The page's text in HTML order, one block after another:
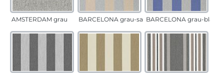
AMSTERDAM grau BARCELONA grau-sandBARCELONA grau-blau